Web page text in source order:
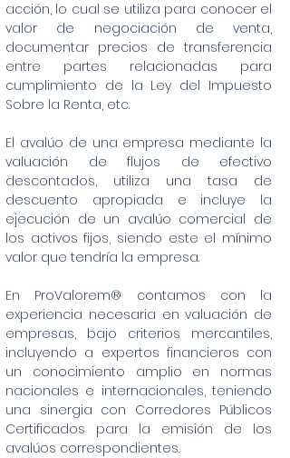
acción, lo cual se utiliza para conocer el
valor de negociación de venta,
documentar precios de transferencia
entre partes relacionadas para
cumplimiento de la Ley del Impuesto
Sobre la Renta, etc.​
El avalúo de una empresa mediante la
valuación de flujos de efectivo
descontados, utiliza una tasa de
descuento apropiada e incluye la
ejecución de un avalúo comercial de
los activos fijos, siendo este el mínimo
valor que tendría la empresa.​
En ProValorem® contamos con la
experiencia necesaria en valuación de
empresas, bajo criterios mercantiles,
incluyendo a expertos financieros con
un conocimiento amplio en normas
nacionales e internacionales, teniendo
una sinergia con Corredores Públicos
Certificados para la emisión de los
avalúos correspondientes.